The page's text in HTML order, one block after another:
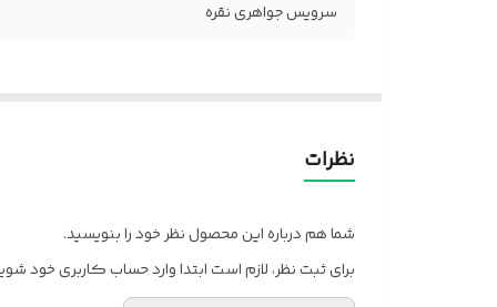
سرویس جواهری نقره
نظرات
شما هم درباره این محصول نظر خود را بنویسید.
برای ثبت نظر، لازم است ابتدا وارد حساب کاربری خود